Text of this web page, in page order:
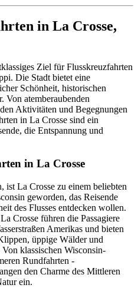
in La Crosse,
Ziel für Flusskreuzfahrten
Die Stadt bietet eine
Schönheit, historischen
Von atemberaubenden
Aktivitäten und Begegnungen
in La Crosse sind ein
die Entspannung und
in La Crosse
ist La Crosse zu einem beliebten
geworden, das Reisende
des Flusses entdecken wollen.
Crosse führen die Passagiere
Amerikas und bieten
üppige Wälder und
klassischen Wisconsin-
Rundfahrten -
den Charme des Mittleren
ein.